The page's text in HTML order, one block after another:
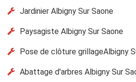
Jardinier Albigny Sur Saone
Paysagiste Albigny Sur Saone
Pose de clôture grillageAlbigny
Abattage d'arbres Albigny Sur